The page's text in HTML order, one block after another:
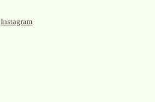
Instagram